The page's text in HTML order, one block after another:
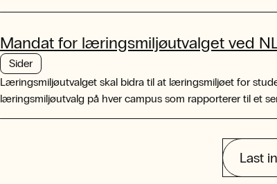
Mandat for læringsmiljøutvalget ved
Sider
Læringsmiljøutvalget skal bidra til at læringsmiljøet for
læringsmiljøutvalg på hver campus som rapporterer til et
Last